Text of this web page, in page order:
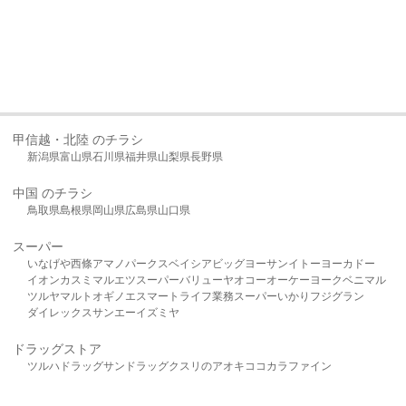
甲信越・北陸 のチラシ
新潟県富山県石川県福井県山梨県長野県
中国 のチラシ
鳥取県島根県岡山県広島県山口県
スーパー
いなげや西條アマノパークスベイシア ビッグヨーサンイトーヨーカドー
イオンカスミ マルエツスーパーバリューヤオコーオーケー ヨークベニマル
ツルヤマルト オギノ エスマート ライフ業務スーパーいかり フジグラン
ダイレックスサンエーイズミヤ
ドラッグストア
ツルハドラッグサンドラッグクスリのアオキ ココカラファイン